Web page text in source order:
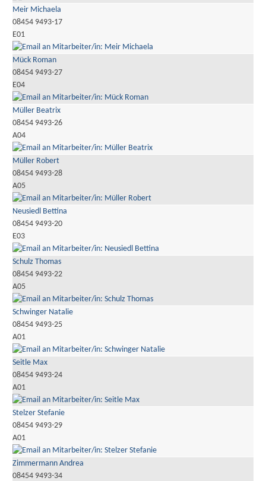
Meir Michaela
08454 9493-17
E01
Mück Roman
08454 9493-27
E04
Müller Beatrix
08454 9493-26
A04
Müller Robert
08454 9493-28
A05
Neusiedl Bettina
08454 9493-20
E03
Schulz Thomas
08454 9493-22
A05
Schwinger Natalie
08454 9493-25
A01
Seitle Max
08454 9493-24
A01
Stelzer Stefanie
08454 9493-29
A01
Zimmermann Andrea
08454 9493-34